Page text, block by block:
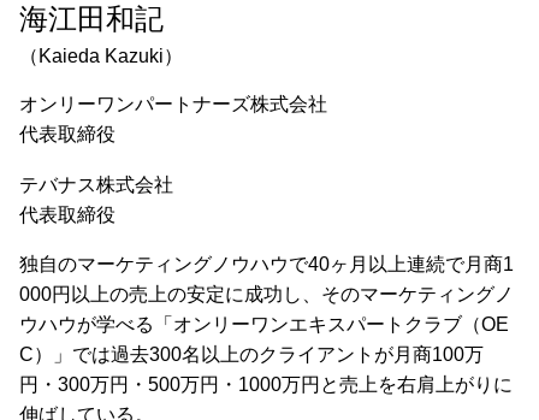
海江田和記
（Kaieda Kazuki）
オンリーワンパートナーズ株式会社
代表取締役
テバナス株式会社
代表取締役
独自のマーケティングノウハウで40ヶ月以上連続で月商1
000円以上の売上の安定に成功し、そのマーケティングノ
ウハウが学べる「オンリーワンエキスパートクラブ（OE
C）」では過去300名以上のクライアントが月商100万
円・300万円・500万円・1000万円と売上を右肩上がりに
伸ばしている。